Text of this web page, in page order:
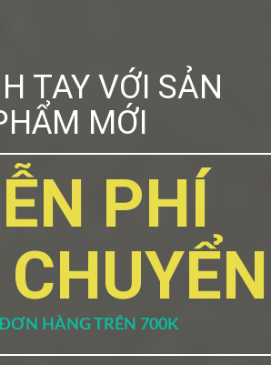
TAY VỚI SẢN
MỚI
PHÍ
HÀNG TRÊN 700K